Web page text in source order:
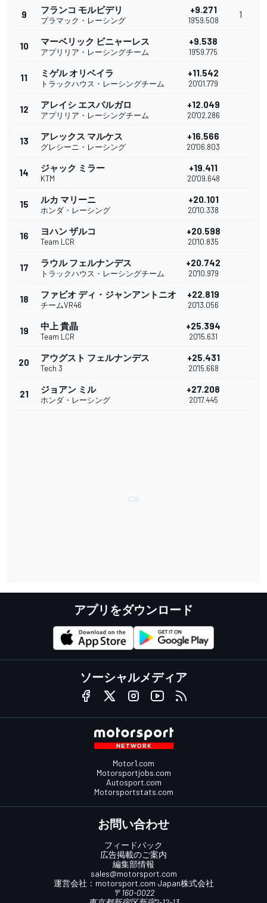
9 フランコ モルビデリ
プラマック・レーシング
+9.271
19'59.508
1
10 マーベリック ビニャーレス
アプリリア・レーシングチーム
+9.538
19'59.775
11 ミゲル オリベイラ
トラックハウス・レーシングチーム
+11.542
20'01.779
12 アレイシ エスパルガロ
アプリリア・レーシングチーム
+12.049
20'02.286
13 アレックス マルケス
グレシーニ・レーシング
+16.566
20'06.803
14 ジャック ミラー
KTM
+19.411
20'09.648
15 ルカ マリーニ
ホンダ・レーシング
+20.101
20'10.338
16 ヨハン ザルコ
Team LCR
+20.598
20'10.835
17 ラウル フェルナンデス
トラックハウス・レーシングチーム
+20.742
20'10.979
18 ファビオ ディ・ジャンアントニオ
チームVR46
+22.819
20'13.056
19 中上 貴晶
Team LCR
+25.394
20'15.631
20 アウグスト フェルナンデス
Tech 3
+25.431
20'15.668
21 ジョアン ミル
ホンダ・レーシング
+27.208
20'17.445
アプリをダウンロード
ソーシャルメディア
Motor1.com
Motorsportjobs.com
Autosport.com
Motorsportstats.com
お問い合わせ
フィードバック
広告掲載のご案内
編集部情報
sales@motorsport.com
運営会社： motorsport.com Japan株式会社
〒160-0022